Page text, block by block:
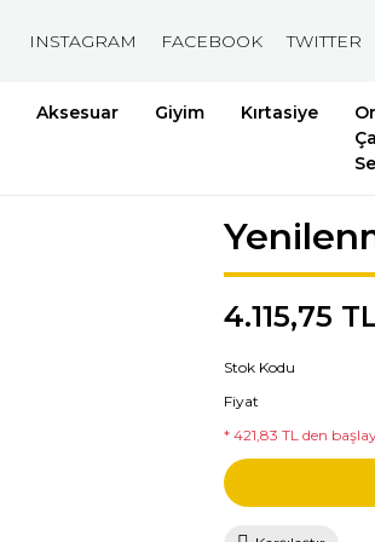
INSTAGRAM FACEBOOK TWITTER
Aksesuar Giyim Kırtasiye
4.115,75
Stok Kodu
Fiyat
* 421,83 TL den